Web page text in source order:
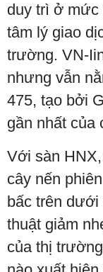
duy trì ở mức
tâm lý giao
trường. VN-
nhưng vẫn
475, tạo bởi
gần nhất của
Với sàn
cây nến
bấc trên dưới
thuật giảm
của thị